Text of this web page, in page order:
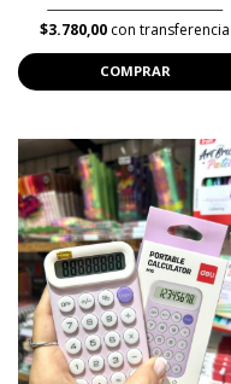
$3.780,00 con transferencia
COMPRAR